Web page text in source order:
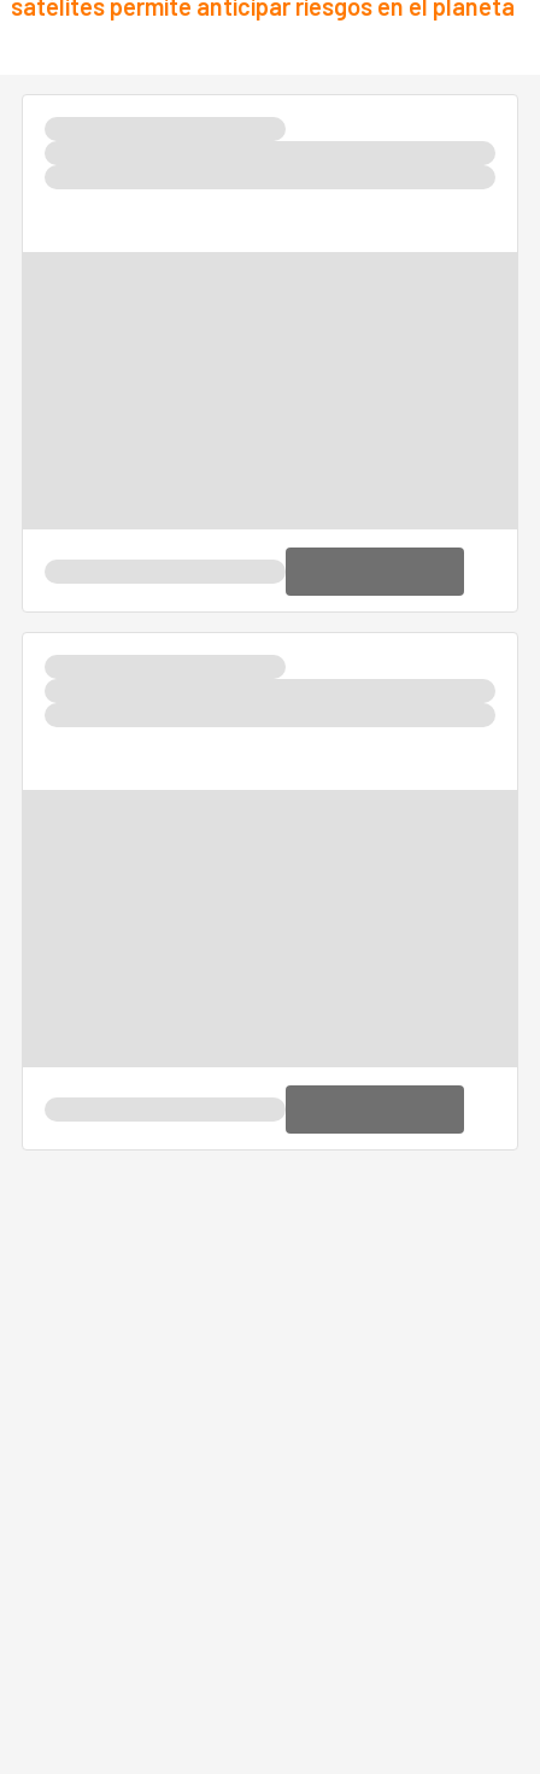
satélites permite anticipar riesgos en el planeta